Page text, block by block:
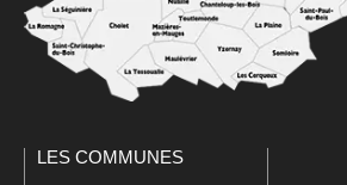
LES COMMUNES